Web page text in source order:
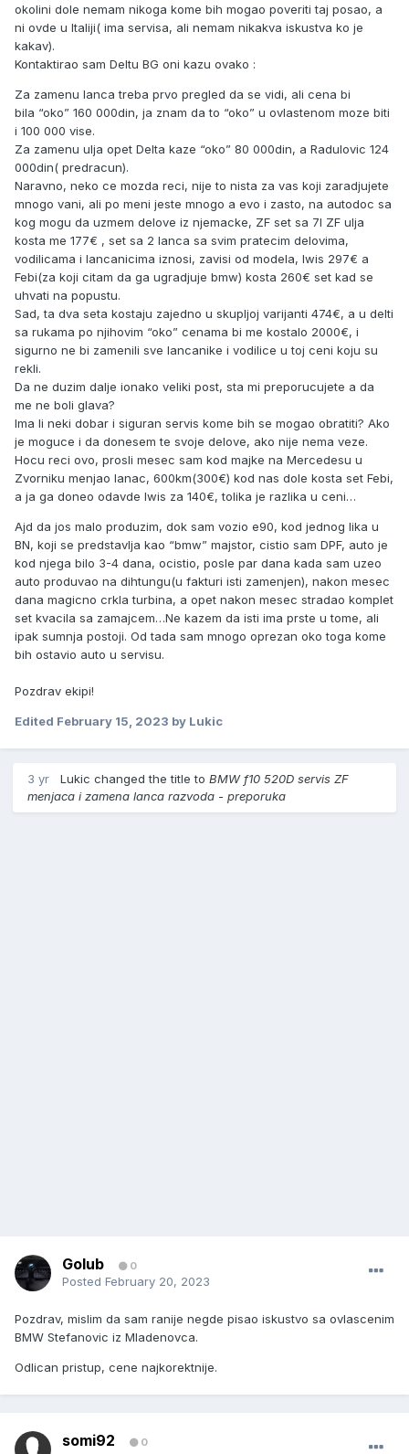
okolini dole nemam nikoga kome bih mogao poveriti taj posao, a
ni ovde u Italiji( ima servisa, ali nemam nikakva iskustva ko je
kakav).
Kontaktirao sam Deltu BG oni kazu ovako :
Za zamenu lanca treba prvo pregled da se vidi, ali cena bi
bila “oko” 160 000din, ja znam da to “oko” u ovlastenom moze biti
i 100 000 vise.
Za zamenu ulja opet Delta kaze “oko” 80 000din, a Radulovic 124
000din( predracun).
Naravno, neko ce mozda reci, nije to nista za vas koji zaradjujete
mnogo vani, ali po meni jeste mnogo a evo i zasto, na autodoc sa
kog mogu da uzmem delove iz njemacke, ZF set sa 7l ZF ulja
kosta me 177€ , set sa 2 lanca sa svim pratecim delovima,
vodilicama i lancanicima iznosi, zavisi od modela, Iwis 297€ a
Febi(za koji citam da ga ugradjuje bmw) kosta 260€ set kad se
uhvati na popustu.
Sad, ta dva seta kostaju zajedno u skupljoj varijanti 474€, a u delti
sa rukama po njihovim “oko” cenama bi me kostalo 2000€, i
sigurno ne bi zamenili sve lancanike i vodilice u toj ceni koju su
rekli.
Da ne duzim dalje ionako veliki post, sta mi preporucujete a da
me ne boli glava?
Ima li neki dobar i siguran servis kome bih se mogao obratiti? Ako
je moguce i da donesem te svoje delove, ako nije nema veze.
Hocu reci ovo, prosli mesec sam kod majke na Mercedesu u
Zvorniku menjao lanac, 600km(300€) kod nas dole kosta set Febi,
a ja ga doneo odavde Iwis za 140€, tolika je razlika u ceni…
Ajd da jos malo produzim, dok sam vozio e90, kod jednog lika u
BN, koji se predstavlja kao “bmw” majstor, cistio sam DPF, auto je
kod njega bilo 3-4 dana, ocistio, posle par dana kada sam uzeo
auto produvao na dihtungu(u fakturi isti zamenjen), nakon mesec
dana magicno crkla turbina, a opet nakon mesec stradao komplet
set kvacila sa zamajcem…Ne kazem da isti ima prste u tome, ali
ipak sumnja postoji. Od tada sam mnogo oprezan oko toga kome
bih ostavio auto u servisu.
Pozdrav ekipi!
Edited February 15, 2023 by Lukic
3 yr Lukic changed the title to BMW f10 520D servis ZF
menjaca i zamena lanca razvoda - preporuka
Golub 0
Posted February 20, 2023
Pozdrav, mislim da sam ranije negde pisao iskustvo sa ovlascenim
BMW Stefanovic iz Mladenovca.
Odlican pristup, cene najkorektnije.
somi92 0